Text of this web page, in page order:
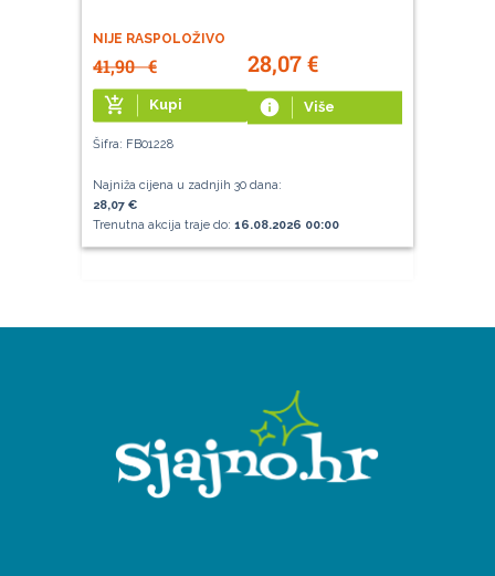
NIJE RASPOLOŽIVO
41,90€ 28,07€
add_shopping_cart Kupi info Više
Šifra: FB01228
Najniža cijena u zadnjih 30 dana:
28,07 €
Trenutna akcija traje do: 16.08.2026 00:00